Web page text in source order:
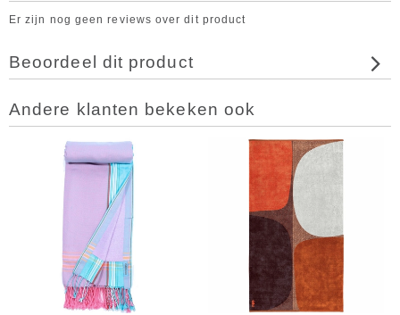
Er zijn nog geen reviews over dit product
Beoordeel dit product
Andere klanten bekeken ook